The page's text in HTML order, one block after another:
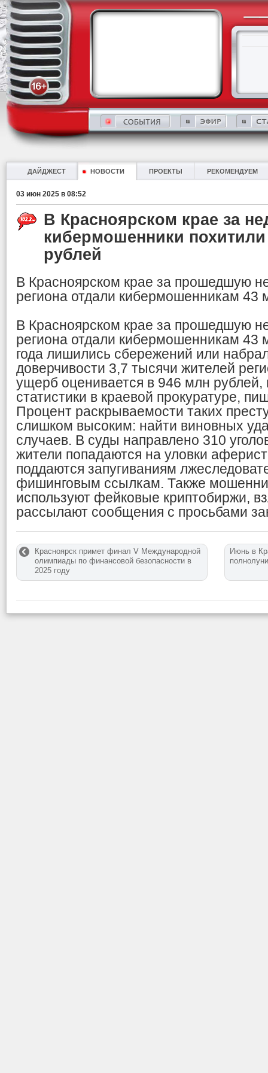
ДАЙДЖЕСТ НОВОСТИ ПРОЕКТЫ РЕКОМЕНДУЕМ
03 июн 2025 в 08:52
В Красноярском крае за
кибермошенники
рублей
В Красноярском крае за прошедшую
региона отдали кибермошенникам 43
В Красноярском крае за прошедшую
региона отдали кибермошенникам 43
года лишились сбережений или
доверчивости 3,7 тысячи жителей
ущерб оценивается в 946 млн
статистики в краевой прокуратуре,
Процент раскрываемости таких
слишком высоким: найти виновных
случаев. В суды направлено 310
жители попадаются на уловки
поддаются запугиваниям
фишинговым ссылкам. Также
используют фейковые криптобиржи,
рассылают сообщения с просьбами
Красноярск примет финал V Международной
олимпиады по финансовой безопасности в
2025 году
Июнь в